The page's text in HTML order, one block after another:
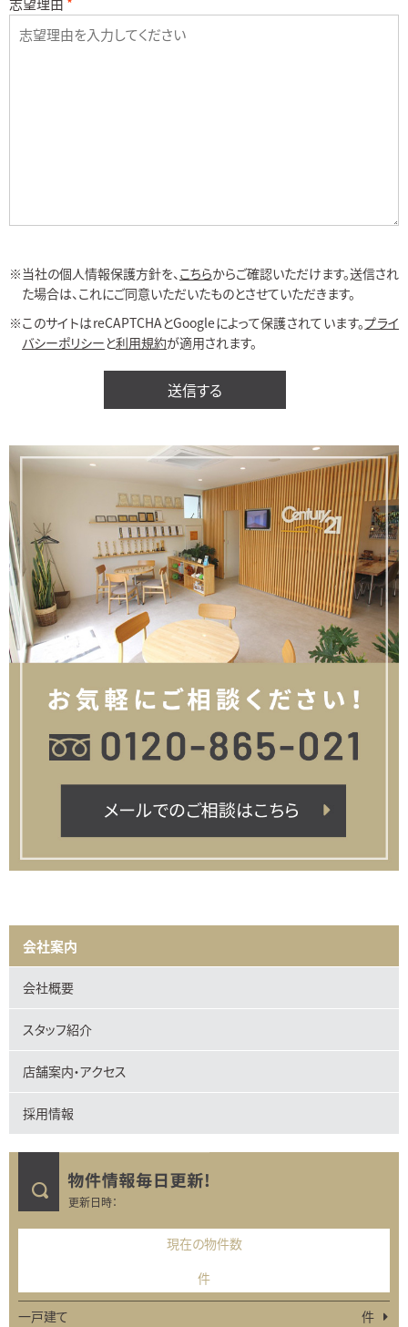
当社の個人情報保護方針を、 こちらからご確認いただけます。送信され
た場合は、これにご同意いただいたものとさせていただきます。
このサイトはreCAPTCHAとGoogleによって保護されています。プライ
バシーポリシー と利用規約が適用されます。
会社案内
会社概要
スタッフ紹介
店舗案内・アクセス
採用情報
更新日時：
現在の物件数
件
一戸建て
件